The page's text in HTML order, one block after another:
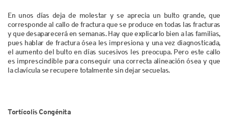
En unos días deja de molestar y se aprecia un bulto grande, que
corresponde al callo de fractura que se produce en todas las fracturas
y que desaparecerá en semanas. Hay que explicarlo bien a las familias,
pues hablar de fractura ósea les impresiona y una vez diagnosticada,
el aumento del bulto en días sucesivos les preocupa. Pero este callo
es imprescindible para conseguir una correcta alineación ósea y que
la clavícula se recupere totalmente sin dejar secuelas.
Tortícolis Congénita